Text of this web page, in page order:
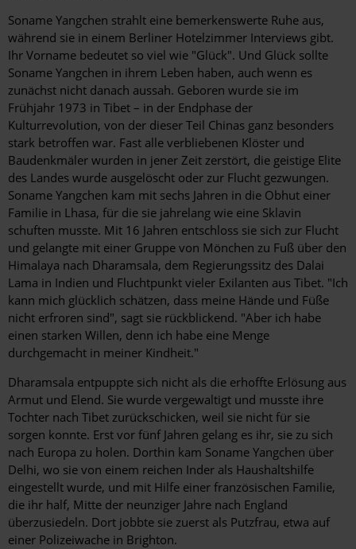
Soname Yangchen strahlt eine bemerkenswerte Ruhe aus,
während sie in einem Berliner Hotelzimmer Interviews gibt.
Ihr Vorname bedeutet so viel wie "Glück". Und Glück sollte
Soname Yangchen in ihrem Leben haben, auch wenn es
zunächst nicht danach aussah. Geboren wurde sie im
Frühjahr 1973 in Tibet – in der Endphase der
Kulturrevolution, von der dieser Teil Chinas ganz besonders
stark betroffen war. Fast alle verbliebenen Klöster und
Baudenkmäler wurden in jener Zeit zerstört, die geistige Elite
des Landes wurde ausgelöscht oder zur Flucht gezwungen.
Soname Yangchen kam mit sechs Jahren in die Obhut einer
Familie in Lhasa, für die sie jahrelang wie eine Sklavin
schuften musste. Mit 16 Jahren entschloss sie sich zur Flucht
und gelangte mit einer Gruppe von Mönchen zu Fuß über den
Himalaya nach Dharamsala, dem Regierungssitz des Dalai
Lama in Indien und Fluchtpunkt vieler Exilanten aus Tibet. "Ich
kann mich glücklich schätzen, dass meine Hände und Füße
nicht erfroren sind", sagt sie rückblickend. "Aber ich habe
einen starken Willen, denn ich habe eine Menge
durchgemacht in meiner Kindheit."
Dharamsala entpuppte sich nicht als die erhoffte Erlösung aus
Armut und Elend. Sie wurde vergewaltigt und musste ihre
Tochter nach Tibet zurückschicken, weil sie nicht für sie
sorgen konnte. Erst vor fünf Jahren gelang es ihr, sie zu sich
nach Europa zu holen. Dorthin kam Soname Yangchen über
Delhi, wo sie von einem reichen Inder als Haushaltshilfe
eingestellt wurde, und mit Hilfe einer französischen Familie,
die ihr half, Mitte der neunziger Jahre nach England
überzusiedeln. Dort jobbte sie zuerst als Putzfrau, etwa auf
einer Polizeiwache in Brighton.